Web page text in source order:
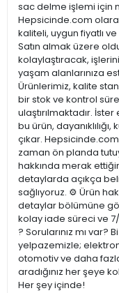
sac delme işlemi için
Hepsicinde.com
kaliteli, uygun fiyatlı
Satın almak üzere
kolaylaştıracak,
yaşam alanlarınıza
Ürünlerimiz, kalite
bir stok ve kontrol
ulaştırılmaktadır.
bu ürün, dayanıklılığı,
çıkar.
zaman ön planda
hakkında merak
detaylarda açıkça
sağlıyoruz. ⚙️ Ürün
detaylar bölümüne
kolay iade süreci ve
? Sorularınız mı
yelpazemizle;
otomotiv ve daha
aradığınız her şeye
Her şey içinde!